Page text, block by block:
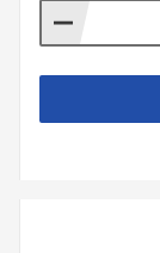
morbide più
leggere per
estremi,
pesanti.
invernali
con
camici da